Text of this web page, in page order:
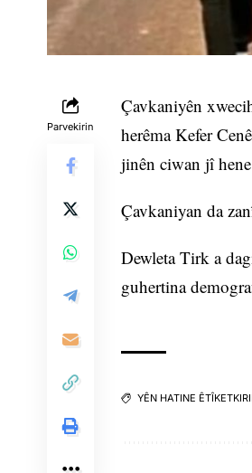
Parvekirin
Çavkaniyên
herêma Kefer
jinên ciwan jî
Çavkaniyan da
Dewleta Tirk a
guhertina
YÊN HATINE